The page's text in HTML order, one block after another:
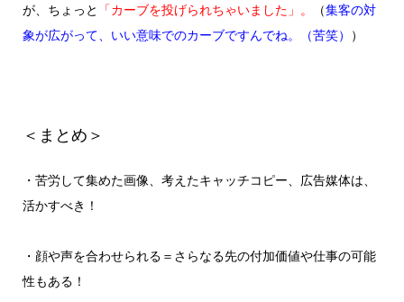
が、ちょっと 「カーブを投げられちゃいました」。 （集客の対
象が広がって、いい意味でのカーブですんでね。（苦笑） ）
＜まとめ＞
・苦労して集めた画像、考えたキャッチコピー、広告媒体は、
活かすべき！
・顔や声を合わせられる＝さらなる先の付加価値や仕事の可能
性もある！